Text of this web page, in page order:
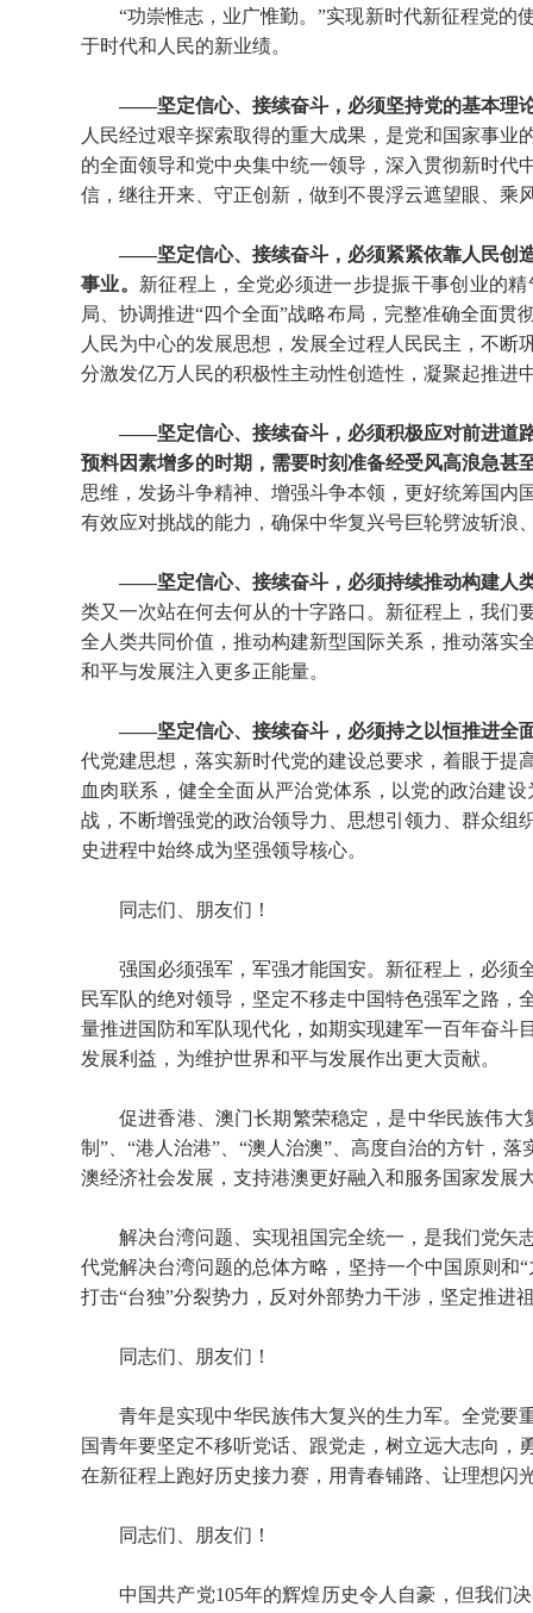
“功崇惟志，业广惟勤。”实现新时代新征程党的
于时代和人民的新业绩。
——坚定信心、接续奋斗，必须坚持党的基本理
人民经过艰辛探索取得的重大成果，是党和国家事
的全面领导和党中央集中统一领导，深入贯彻新时
信，继往开来、守正创新，做到不畏浮云遮望眼、乘
——坚定信心、接续奋斗，必须紧紧依靠人民创
事业。 新征程上，全党必须进一步提振干事创业的
局、协调推进“四个全面”战略布局，完整准确全面
人民为中心的发展思想，发展全过程人民民主，不
分激发亿万人民的积极性主动性创造性，凝聚起推进
——坚定信心、接续奋斗，必须积极应对前进道
预料因素增多的时期，需要时刻准备经受风高浪急甚
思维，发扬斗争精神、增强斗争本领，更好统筹国
有效应对挑战的能力，确保中华复兴号巨轮劈波斩浪
——坚定信心、接续奋斗，必须持续推动构建人
类又一次站在何去何从的十字路口。新征程上，我们
全人类共同价值，推动构建新型国际关系，推动落实
和平与发展注入更多正能量。
——坚定信心、接续奋斗，必须持之以恒推进全
代党建思想，落实新时代党的建设总要求，着眼于提
血肉联系，健全全面从严治党体系，以党的政治建
战，不断增强党的政治领导力、思想引领力、群众组
史进程中始终成为坚强领导核心。
同志们、朋友们！
强国必须强军，军强才能国安。新征程上，必须
民军队的绝对领导，坚定不移走中国特色强军之路
量推进国防和军队现代化，如期实现建军一百年奋斗
发展利益，为维护世界和平与发展作出更大贡献。
促进香港、澳门长期繁荣稳定，是中华民族伟
制”、“港人治港”、“澳人治澳”、高度自治的方针，
澳经济社会发展，支持港澳更好融入和服务国家发展
解决台湾问题、实现祖国完全统一，是我们党矢
代党解决台湾问题的总体方略，坚持一个中国原则和
打击“台独”分裂势力，反对外部势力干涉，坚定推进
同志们、朋友们！
青年是实现中华民族伟大复兴的生力军。全党要
国青年要坚定不移听党话、跟党走，树立远大志向
在新征程上跑好历史接力赛，用青春铺路、让理想闪
同志们、朋友们！
中国共产党105年的辉煌历史令人自豪，但我们